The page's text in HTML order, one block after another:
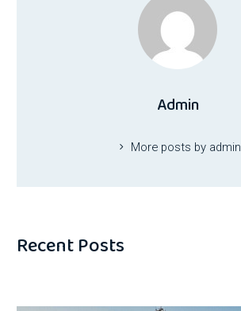
Admin
More posts by admin
Recent Posts